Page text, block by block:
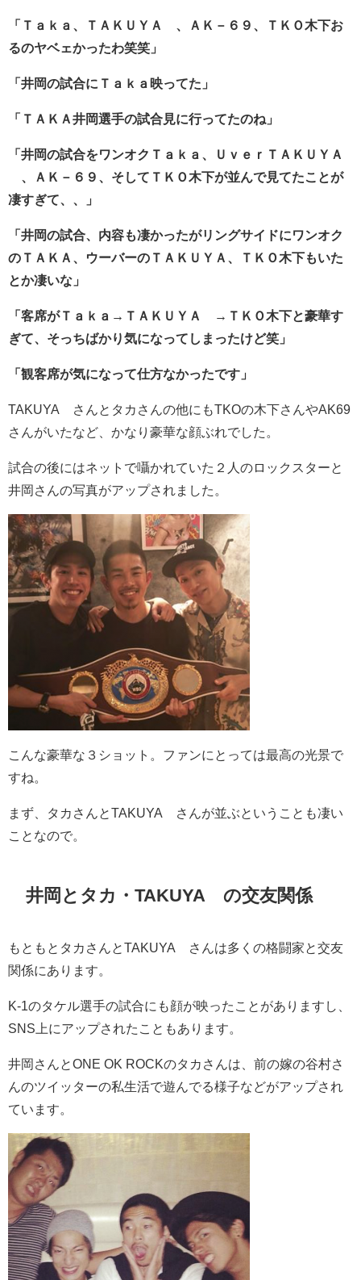
「Ｔａｋａ、ＴＡＫＵＹＡ∞、 ＡＫ－６９
、ＴＫＯ木下お
るのヤベェかったわ笑笑」
「井岡の試合にＴａｋａ映ってた」
「ＴＡＫＡ井岡選手の試合見に行ってたのね」
「井岡の試合をワンオクＴａｋａ
、ＵｖｅｒＴＡＫＵＹＡ
∞、ＡＫ－６９、そしてＴＫＯ木下が並んで見てたことが
凄すぎて、、」
「井岡の試合、内容も凄かったがリングサイドにワンオク
のＴＡＫＡ、ウーバーのＴＡＫＵＹＡ、ＴＫＯ木下もいた
とか凄いな」
「客席がＴａｋａ→ＴＡＫＵＹＡ∞→ＴＫＯ木下と豪華す
ぎて、そっちばかり気になってしまったけど笑」
「観客席が気になって仕方なかったです」
TAKUYA∞さんとタカさんの他にもTKOの木下さんやAK69
さんがいたなど、かなり豪華な顔ぶれでした。
試合の後にはネットで囁かれていた２人のロックスターと
井岡さんの写真がアップされました。
こんな豪華な３ショット。ファンにとっては最高の光景で
すね。
まず、タカさんとTAKUYA∞さんが並ぶということも凄い
ことなので。
井岡とタカ・TAKUYA∞の交友関係
もともとタカさんとTAKUYA∞さんは多くの格闘家と交友
関係にあります。
K-1のタケル選手の試合にも顔が映ったことがありますし、
SNS上にアップされたこともあります。
井岡さんとONE OK ROCKのタカさんは、前の嫁の谷村さ
んのツイッターの私生活で遊んでる様子などがアップされ
ています。